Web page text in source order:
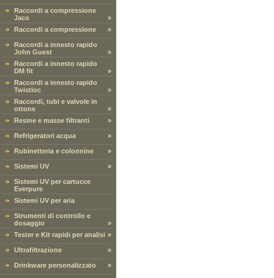
Raccordi a compressione
Jaco
»
Raccordi a compressione
»
Raccordi a innesto rapido
John Guest
»
Raccordi a innesto rapido
DM fit
»
Raccordi a innesto rapido
Twistloc
»
Raccordi, tubi e valvole in
ottone
»
Resine e masse filtranti
»
Refrigeratori acqua »
Rubinetteria e colonnine »
Sistemi UV »
Sistemi UV per cartucce
Everpure
Sistemi UV per aria
Strumenti di controllo e
dosaggio
»
Tester e Kit rapidi per analisi »
Ultrafiltrazione »
Drinkware personalizzato »